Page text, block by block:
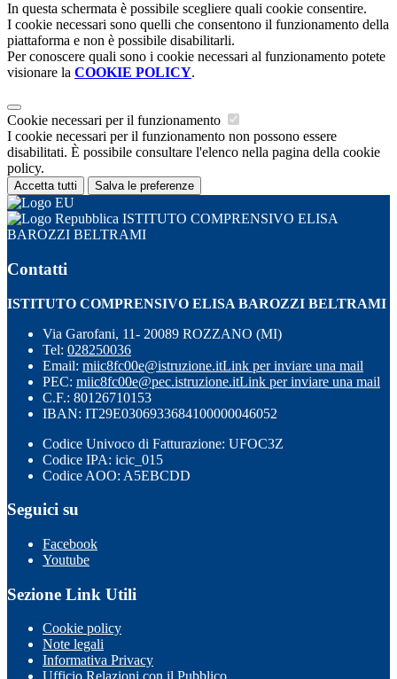
In questa schermata è possibile scegliere quali cookie consentire.
I cookie necessari sono quelli che consentono il funzionamento della
piattaforma e non è possibile disabilitarli.
Per conoscere quali sono i cookie necessari al funzionamento potete
visionare la COOKIE POLICY.
Cookie necessari per il funzionamento
I cookie necessari per il funzionamento non possono essere
disabilitati. È possibile consultare l'elenco nella pagina della cookie
policy.
Accetta tutti Salva le preferenze
ISTITUTO COMPRENSIVO ELISA
BAROZZI BELTRAMI
Contatti
ISTITUTO COMPRENSIVO ELISA BAROZZI BELTRAMI
Via Garofani, 11- 20089 ROZZANO (MI)
Tel: 028250036
Email: miic8fc00e@istruzione.itLink per inviare una mail
PEC: miic8fc00e@pec.istruzione.itLink per inviare una mail
C.F.: 80126710153
IBAN: IT29E0306933684100000046052
Codice Univoco di Fatturazione: UFOC3Z
Codice IPA: icic_015
Codice AOO: A5EBCDD
Seguici su
Facebook
Youtube
Sezione Link Utili
Cookie policy
Note legali
Informativa Privacy